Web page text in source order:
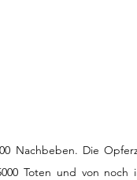
Nachbeben. Die
Toten und von